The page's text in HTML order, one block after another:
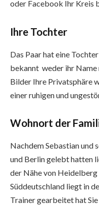
oder Facebook Ihr Kreis
Ihre Tochter
Das Paar hat eine
bekannt weder ihr
Bilder Ihre Privatsphäre
einer ruhigen und
Wohnort der
Nachdem Sebastian und
und Berlin gelebt hatten
der Nähe von Heidelberg
Süddeutschland liegt in
Trainer gearbeitet hat